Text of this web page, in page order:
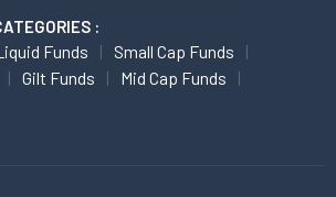
:
Funds
Small Cap Funds
Gilt Funds
Mid Cap Funds